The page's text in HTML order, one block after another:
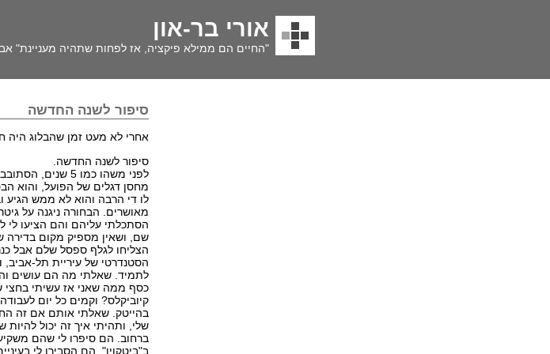
אורי בר-און
"החיים הם ממילא פיקציה, אז לפחות שתהיה מעניינת"
סיפור לשנה החדשה
אחרי לא מעט זמן שהבלוג היה
סיפור לשנה החדשה.
לפני משהו כמו 5
מחסן דגלים של הפועל, והוא
לו די הרבה והוא לא ממש הגיע
מאושרים. הבחורה ניגנה על
הסתכלתי עליהם והם הציעו לי
שם, ושאין מספיק מקום בדירה
הצליחו לגלף ספסל שלם אבל
הסטנדרטי של עיריית תל-
לתמיד. שאלתי מה הם עושים
כסף ממה שאני אז עשיתי בחצי
קיוביקלס? וקמים כל יום
בהייטק. שאלתי אותם אם זה
שלי, ותהיתי איך זה יכול
ברחוב. הם סיפרו לי שהם
ב"ביטקוין". הם הסבירו לי